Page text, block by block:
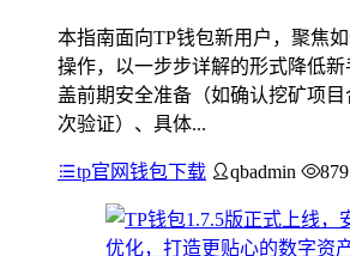
本指南面向TP钱包新用户，聚焦
操作，以一步步详解的形式降低
盖前期安全准备（如确认挖矿项
次验证）、具体...
tp官网钱包下载 qbadmin 879